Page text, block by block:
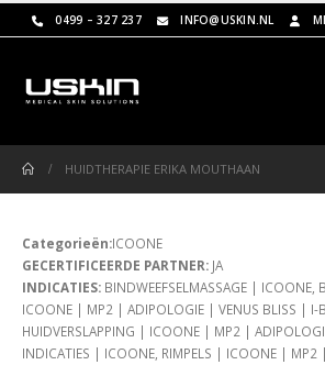
0499 – 327 237 INFO@USKIN.NL
HUIDTHERAPIE ERIKA MOUTHAAN
Categorieën:ICOONE
GECERTIFICEERDE PARTNER: JA
INDICATIES: BINDWEEFSELMASSAGE | ICOONE,
ICOONE | MP2 | ADIPOLOGIE | VENUS BLISS | I-
HUIDVERSLAPPING | ICOONE | MP2 |
INDICATIES | ICOONE, RIMPELS | ICOONE | MP2